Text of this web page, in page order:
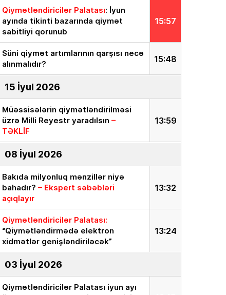
15:57
Qiymətləndiricilər Palatası: İyun
ayında tikinti bazarında qiymət
sabitliyi qorunub
15:48
Süni qiymət artımlarının qarşısı necə
alınmalıdır?
15 İyul 2026
13:59
Müəssisələrin qiymətləndirilməsi
üzrə Milli Reyestr yaradılsın –
TƏKLİF
08 İyul 2026
13:32
Bakıda milyonluq mənzillər niyə
bahadır? – Ekspert səbəbləri
açıqlayır
13:24
Qiymətləndiricilər Palatası:
“Qiymətləndirmədə elektron
xidmətlər genişləndiriləcək”
03 İyul 2026
Qiymətləndiricilər Palatası iyun ayı